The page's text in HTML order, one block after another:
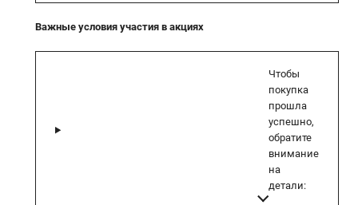
Важные условия участия в акциях
Чтобы
покупка
прошла
успешно,
обратите
внимание
на
детали: